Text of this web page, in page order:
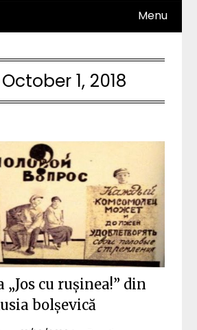
Menu
October 1, 2018
„Jos cu rușinea!” din
bolșevică